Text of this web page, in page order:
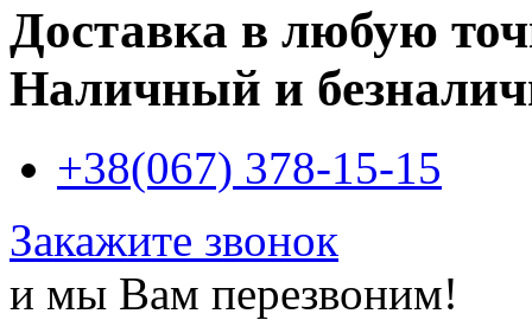
Доставка в любую
Наличный и
+38(067) 378-15-15
Закажите звонок
и мы Вам перезвоним!